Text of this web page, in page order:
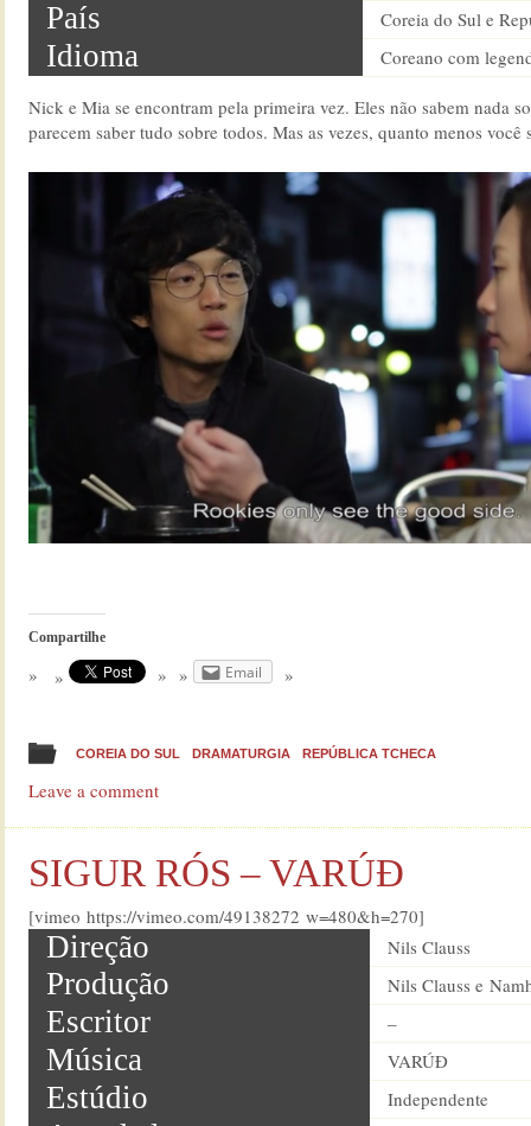
País Coreia do Sul e
Idioma Coreano com
Nick e Mia se encontram pela primeira vez. Eles não sabem nada
parecem saber tudo sobre todos. Mas as vezes, quanto menos
Compartilhe
Email
COREIA DO SUL DRAMATURGIA REPÚBLICA TCHECA
Leave a comment
SIGUR RÓS – VARÚÐ
[vimeo https://vimeo.com/49138272 w=480&h=270]
Direção Nils Clauss
Produção Nils Clauss e
Escritor –
Música VARÚÐ
Estúdio Independente